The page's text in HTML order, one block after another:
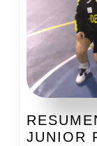
JUNIOR